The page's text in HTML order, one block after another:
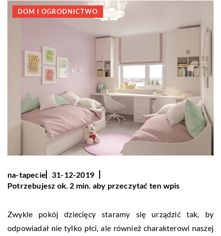
DOM I OGRODNICTWO
na-tapecie
31-12-2019
Potrzebujesz ok. 2 min. aby przeczytać ten wpis
Zwykle pokój dziecięcy staramy się urządzić tak, by
odpowiadał nie tylko płci, ale również charakterowi naszej